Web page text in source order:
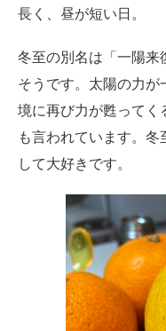
長く、昼が短い日。
冬至の別名は「一陽来
そうです。太陽の力が
境に再び力が甦ってく
も言われています。
して大好きです。